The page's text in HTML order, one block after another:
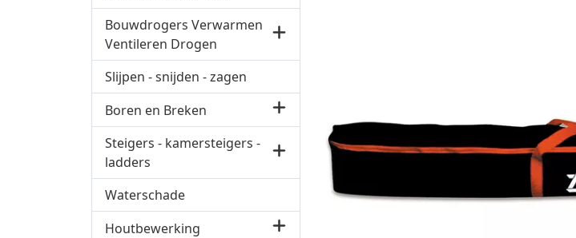
Bouwdrogers Verwarmen
Ventileren Drogen
Slijpen - snijden - zagen
Boren en Breken
Steigers - kamersteigers -
ladders
Waterschade
Houtbewerking